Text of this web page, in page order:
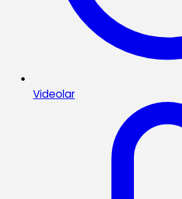
Videolar